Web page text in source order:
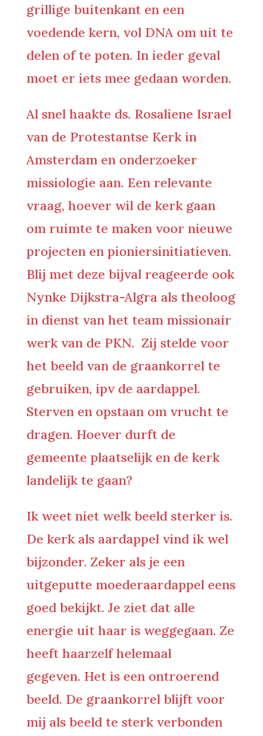
grillige buitenkant en een
voedende kern, vol DNA om uit te
delen of te poten. In ieder geval
moet er iets mee gedaan worden.
Al snel haakte ds. Rosaliene Israel
van de Protestantse Kerk in
Amsterdam en onderzoeker
missiologie aan. Een relevante
vraag, hoever wil de kerk gaan
om ruimte te maken voor nieuwe
projecten en pioniersinitiatieven.
Blij met deze bijval reageerde ook
Nynke Dijkstra-Algra als theoloog
in dienst van het team missionair
werk van de PKN. Zij stelde voor
het beeld van de graankorrel te
gebruiken, ipv de aardappel.
Sterven en opstaan om vrucht te
dragen. Hoever durft de
gemeente plaatselijk en de kerk
landelijk te gaan?
Ik weet niet welk beeld sterker is.
De kerk als aardappel vind ik wel
bijzonder. Zeker als je een
uitgeputte moederaardappel eens
goed bekijkt. Je ziet dat alle
energie uit haar is weggegaan. Ze
heeft haarzelf helemaal
gegeven. Het is een ontroerend
beeld. De graankorrel blijft voor
mij als beeld te sterk verbonden